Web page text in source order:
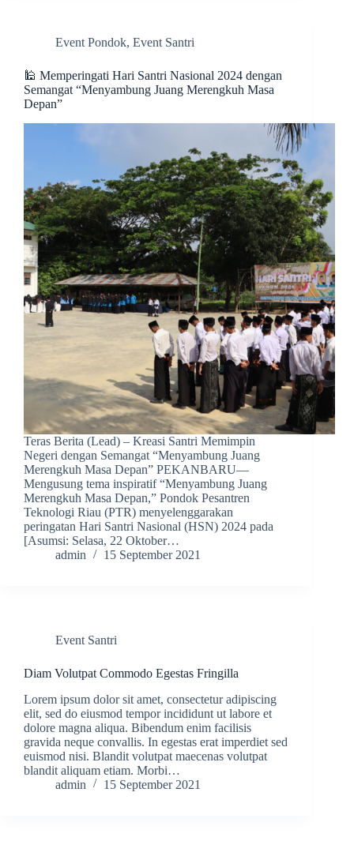
Event Pondok, Event Santri
🕌 Memperingati Hari Santri Nasional 2024 dengan
Semangat “Menyambung Juang Merengkuh Masa
Depan”
Teras Berita (Lead) – Kreasi Santri Memimpin
Negeri dengan Semangat “Menyambung Juang
Merengkuh Masa Depan” PEKANBARU—
Mengusung tema inspiratif “Menyambung Juang
Merengkuh Masa Depan,” Pondok Pesantren
Teknologi Riau (PTR) menyelenggarakan
peringatan Hari Santri Nasional (HSN) 2024 pada
[Asumsi: Selasa, 22 Oktober…
admin
15 September 2021
Event Santri
Diam Volutpat Commodo Egestas Fringilla
Lorem ipsum dolor sit amet, consectetur adipiscing
elit, sed do eiusmod tempor incididunt ut labore et
dolore magna aliqua. Bibendum enim facilisis
gravida neque convallis. In egestas erat imperdiet sed
euismod nisi. Blandit volutpat maecenas volutpat
blandit aliquam etiam. Morbi…
admin
15 September 2021